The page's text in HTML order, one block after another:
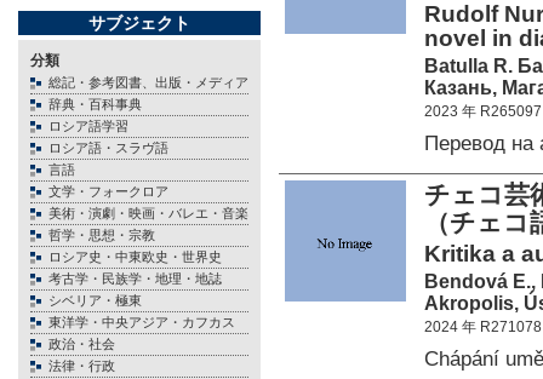
サブジェクト
分類
総記・参考図書、出版・メディア
辞典・百科事典
ロシア語学習
ロシア語・スラヴ語
言語
文学・フォークロア
美術・演劇・映画・バレエ・音楽
哲学・思想・宗教
ロシア史・中東欧史・世界史
考古学・民族学・地理・地誌
シベリア・極東
東洋学・中央アジア・カフカス
政治・社会
法律・行政
Rudolf
novel in
Batulla R.
Казань,
2023 年 R265097
Перевод на
チェコ芸
（チェコ
Kritika a
Bendová E.,
Akropolis,
2024 年 R271078
Chápání